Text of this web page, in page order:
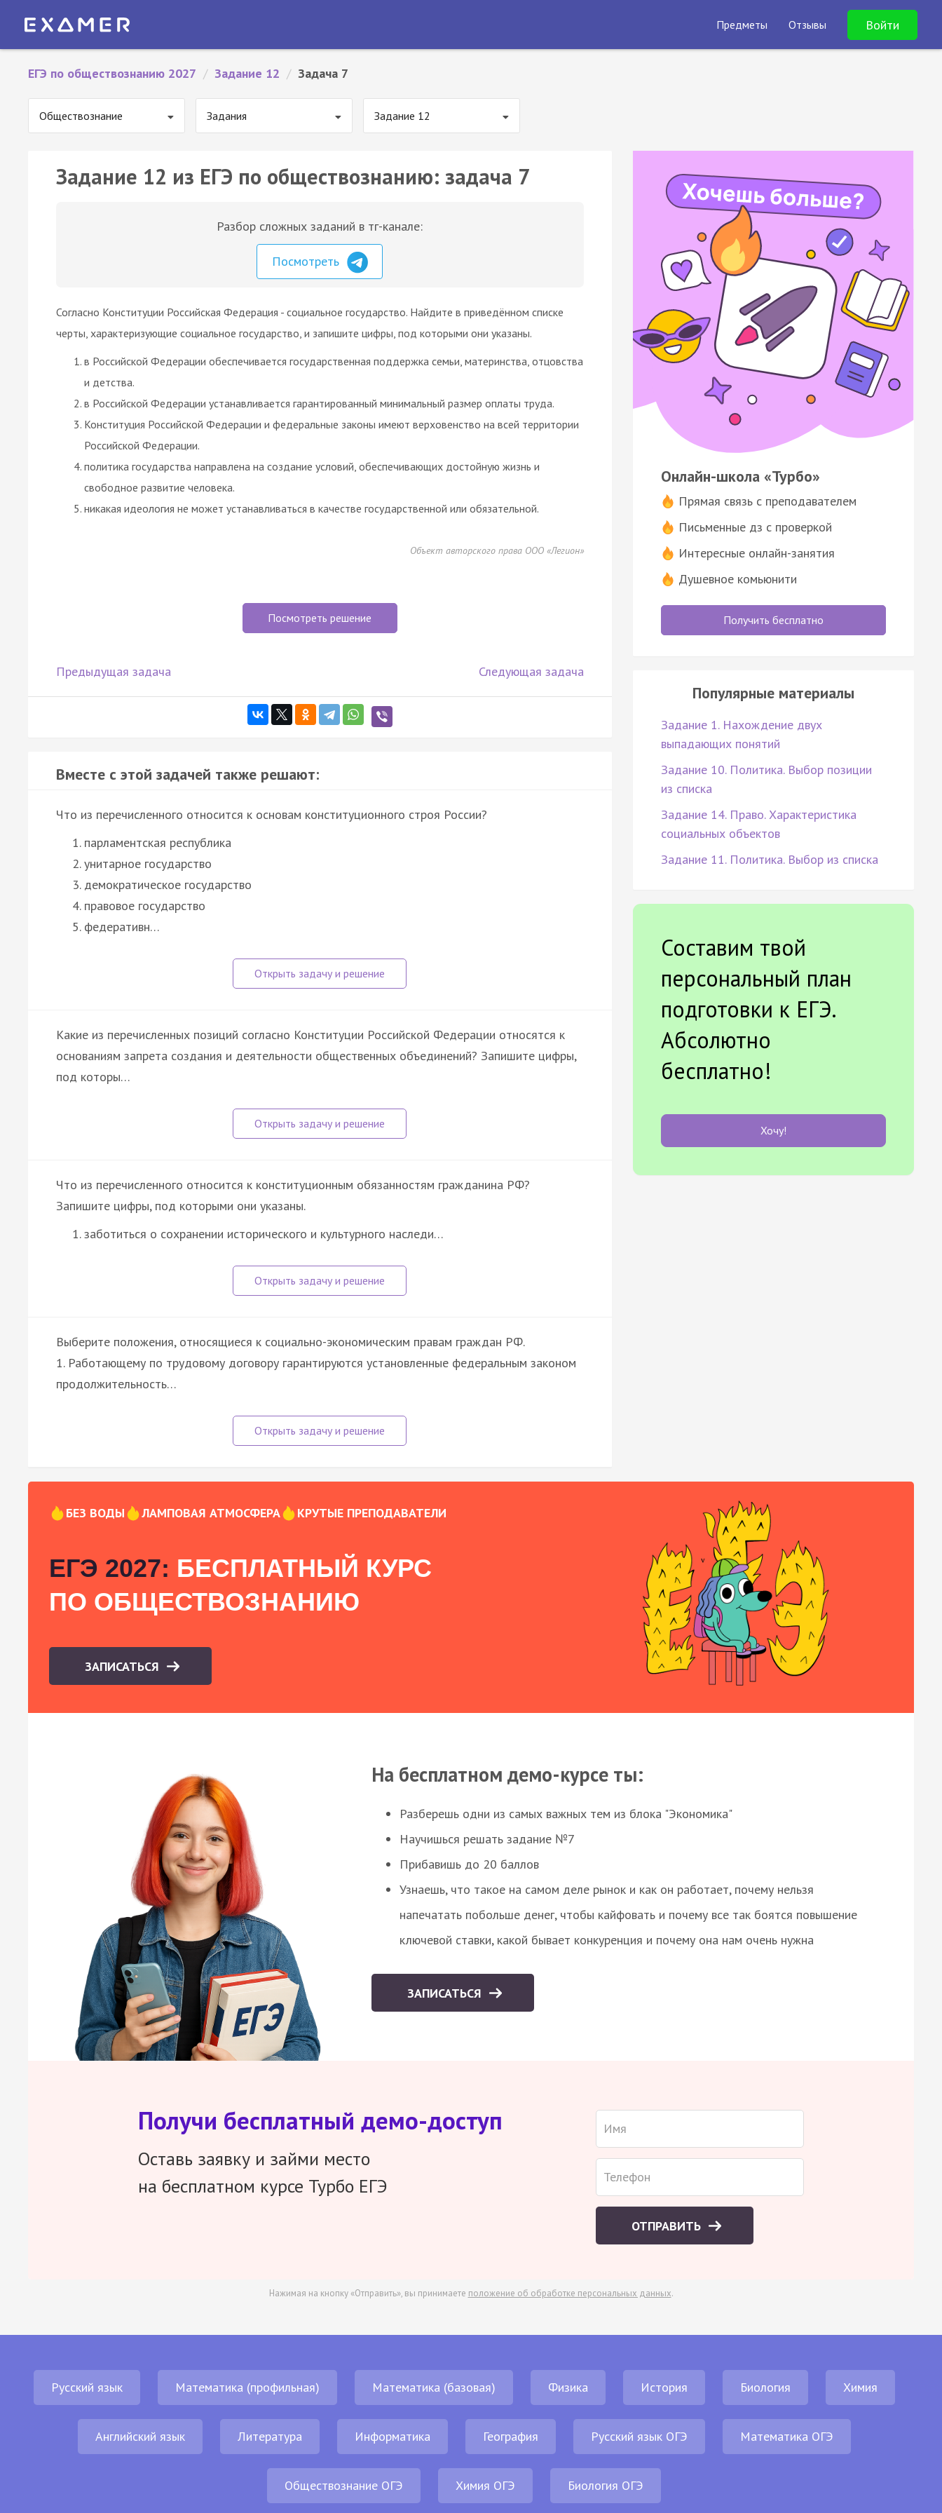
Предметы Отзывы Войти
ЕГЭ по обществознанию 2027 / Задание 12 / Задача 7
Обществознание Задания Задание 12
Задание 12 из ЕГЭ по обществознанию: задача 7
Разбор сложных заданий в тг-канале:
Посмотреть
Согласно Конституции Российская Федерация - социальное государство. Найдите в приведённом списке
черты, характеризующие социальное государство, и запишите цифры, под которыми они указаны.
в Российской Федерации обеспечивается государственная поддержка семьи, материнства, отцовства
и детства.
в Российской Федерации устанавливается гарантированный минимальный размер оплаты труда.
Конституция Российской Федерации и федеральные законы имеют верховенство на всей территории
Российской Федерации.
политика государства направлена на создание условий, обеспечивающих достойную жизнь и
свободное развитие человека.
никакая идеология не может устанавливаться в качестве государственной или обязательной.
Объект авторского права ООО «Легион»
Посмотреть решение
Предыдущая задача Следующая задача
Вместе с этой задачей также решают:
Что из перечисленного относится к основам конституционного строя России?
парламентская республика
унитарное государство
демократическое государство
правовое государство
федеративн…
Какие из перечисленных позиций согласно Конституции Российской Федерации относятся к
основаниям запрета создания и деятельности общественных объединений? Запишите цифры,
под которы…
Что из перечисленного относится к конституционным обязанностям гражданина РФ?
Запишите цифры, под которыми они указаны.
заботиться о сохранении исторического и культурного наследи…
Выберите положения, относящиеся к социально-экономическим правам граждан РФ.
1. Работающему по трудовому договору гарантируются установленные федеральным законом
продолжительность…
Онлайн-школа «Турбо»
Прямая связь с преподавателем
Письменные дз с проверкой
Интересные онлайн-занятия
Душевное комьюнити
Получить бесплатно
Популярные материалы
Задание 1. Нахождение двух
выпадающих понятий
Задание 10. Политика. Выбор позиции
из списка
Задание 14. Право. Характеристика
социальных объектов
Задание 11. Политика. Выбор из списка
Составим твой
персональный план
подготовки к ЕГЭ.
Абсолютно
бесплатно!
Хочу!
БЕЗ ВОДЫ ЛАМПОВАЯ АТМОСФЕРА КРУТЫЕ ПРЕПОДАВАТЕЛИ
ЕГЭ 2027: БЕСПЛАТНЫЙ КУРС
ПО ОБЩЕСТВОЗНАНИЮ
ЗАПИСАТЬСЯ
На бесплатном демо-курсе ты:
Разберешь одни из самых важных тем из блока "Экономика"
Научишься решать задание №7
Прибавишь до 20 баллов
Узнаешь, что такое на самом деле рынок и как он работает, почему нельзя
напечатать побольше денег, чтобы кайфовать и почему все так боятся повышение
ключевой ставки, какой бывает конкуренция и почему она нам очень нужна
ЗАПИСАТЬСЯ
Получи бесплатный демо-доступ
Оставь заявку и займи место
на бесплатном курсе Турбо ЕГЭ
ОТПРАВИТЬ
Нажимая на кнопку «Отправить», вы принимаете положение об обработке персональных данных.
Русский язык Математика (профильная) Математика (базовая) Физика История Биология Химия
Английский язык Литература Информатика География Русский язык ОГЭ Математика ОГЭ
Обществознание ОГЭ Химия ОГЭ Биология ОГЭ